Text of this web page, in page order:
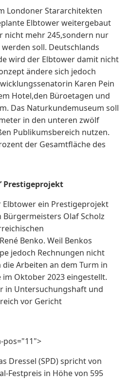
Londoner Stararchitekten
Elbtower weitergebaut
nicht mehr 245,sondern nur
soll. Deutschlands
wird der Elbtower damit nicht
ändere sich jedoch
Karen Pein
Hotel,den Büroetagen und
Das Naturkundemuseum soll
in den unteren zwölf
Publikumsbereich nutzen.
der Gesamtfläche des
Prestigeprojekt
ein Prestigeprojekt
Bürgermeisters Olaf Scholz
Benko. Weil Benkos
jedoch Rechnungen nicht
Arbeiten an dem Turm in
Oktober 2023 eingestellt.
in Untersuchungshaft und
vor Gericht
pos="11">
Dressel (SPD) spricht von
Festpreis in Höhe von 595